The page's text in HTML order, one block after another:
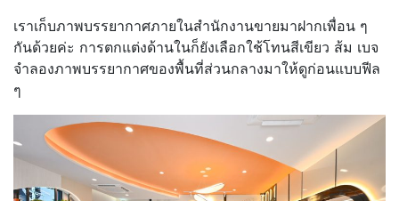
เราเก็บภาพบรรยากาศภายในสำนักงานขายมาฝากเพื่อน ๆ
กันด้วยค่ะ การตกแต่งด้านในก็ยังเลือกใช้โทนสีเขียว ส้ม เบจ
จำลองภาพบรรยากาศของพื้นที่ส่วนกลางมาให้ดูก่อนแบบฟีล
ๆ